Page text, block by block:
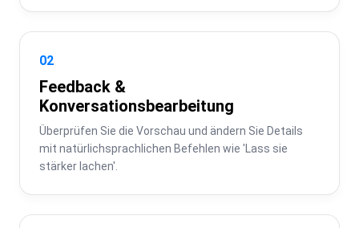
02
Feedback &
Konversationsbearbeitung
Überprüfen Sie die Vorschau und ändern Sie Details
mit natürlichsprachlichen Befehlen wie 'Lass sie
stärker lachen'.